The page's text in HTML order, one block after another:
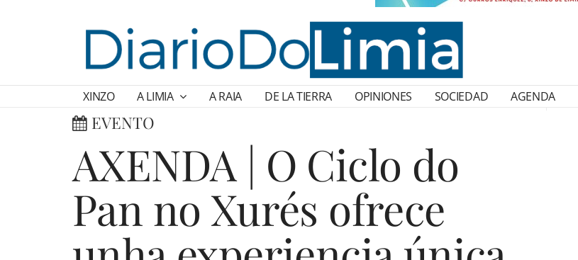
XINZO A LIMIA A RAIA DE LA TIERRA OPINIONES SOCIEDAD AGENDA
EVENTO
AXENDA | O Ciclo do
Pan no Xurés ofrece